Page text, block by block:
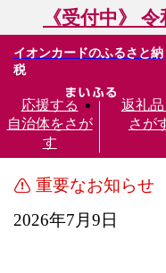
《受付中》
イオンカードのふるさと納
税
応援する
自治体をさが
す
返礼
さが
重要なお知らせ
2026年7月9日